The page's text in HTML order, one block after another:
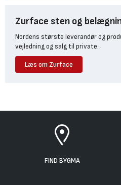
Zurface sten og
Nordens største leverandør og
vejledning og salg til private.
Læs om Zurface
FIND BYGMA